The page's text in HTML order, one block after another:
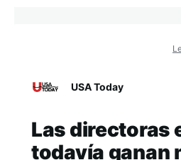
USA Today
Las directoras
todavía ganan